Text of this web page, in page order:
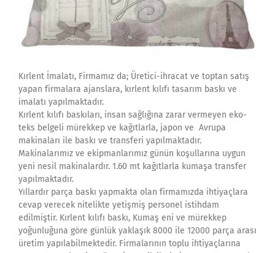
Kırlent İmalatı, Firmamız da; Üretici-ihracat ve toptan satış
yapan firmalara ajanslara, kırlent kılıfı tasarım baskı ve
imalatı yapılmaktadır.
Kırlent kılıfı baskıları, insan sağlığına zarar vermeyen eko-
teks belgeli mürekkep ve kağıtlarla, japon ve Avrupa
makinaları ile baskı ve transferi yapılmaktadır.
Makinalarımız ve ekipmanlarımız günün koşullarına uygun
yeni nesil makinalardır. 1.60 mt kağıtlarla kumaşa transfer
yapılmaktadır.
Yıllardır parça baskı yapmakta olan firmamızda ihtiyaçlara
cevap verecek nitelikte yetişmiş personel istihdam
edilmiştir. Kırlent kılıfı baskı, Kumaş eni ve mürekkep
yoğunluğuna göre günlük yaklaşık 8000 ile 12000 parça arası
üretim yapılabilmektedir. Firmalarının toplu ihtiyaçlarına